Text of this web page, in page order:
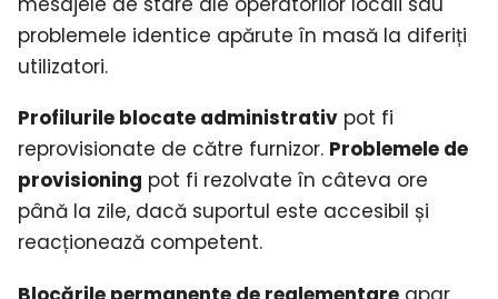
problemele identice apărute în masă la diferiți
utilizatori.
Profilurile blocate administrativ pot fi
reprovisionate de către furnizor. Problemele de
provisioning pot fi rezolvate în câteva ore
până la zile, dacă suportul este accesibil și
reacționează competent.